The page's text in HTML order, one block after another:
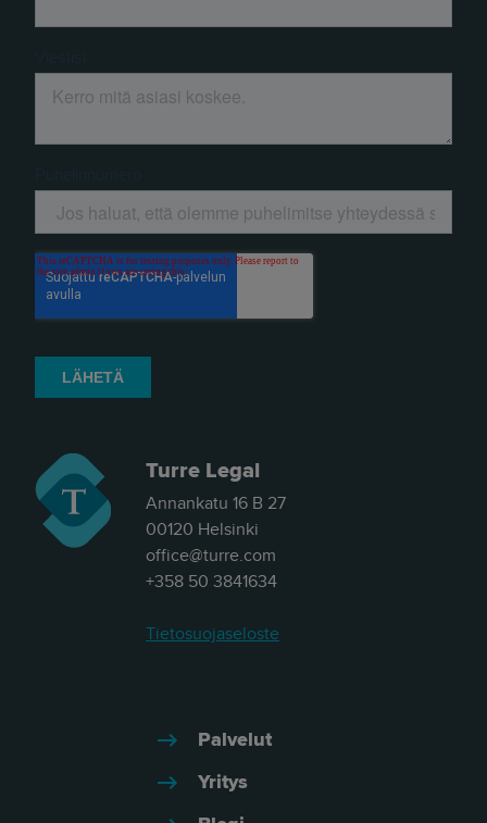
Turre Legal
Annankatu 16 B 27
00120 Helsinki
office@turre.com
+358 50 3841634
Tietosuojaseloste
Palvelut
Yritys
the new."
- Herkko Hietanen